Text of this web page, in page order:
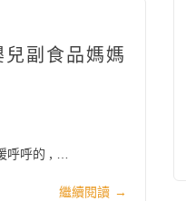
副食品媽媽
呼呼的 , …
繼續閱讀 →